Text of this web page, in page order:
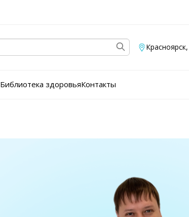
Красноярск,
Библиотека здоровьяКонтакты